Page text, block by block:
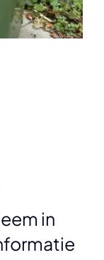
in